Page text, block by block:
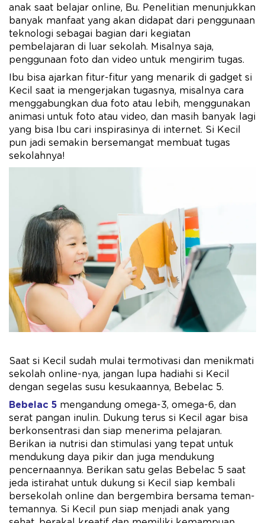
anak saat belajar online, Bu. Penelitian menunjukkan
banyak manfaat yang akan didapat dari penggunaan
teknologi sebagai bagian dari kegiatan
pembelajaran di luar sekolah. Misalnya saja,
penggunaan foto dan video untuk mengirim tugas.
Ibu bisa ajarkan fitur-fitur yang menarik di gadget si
Kecil saat ia mengerjakan tugasnya, misalnya cara
menggabungkan dua foto atau lebih, menggunakan
animasi untuk foto atau video, dan masih banyak lagi
yang bisa Ibu cari inspirasinya di internet. Si Kecil
pun jadi semakin bersemangat membuat tugas
sekolahnya!
Saat si Kecil sudah mulai termotivasi dan menikmati
sekolah online-nya, jangan lupa hadiahi si Kecil
dengan segelas susu kesukaannya, Bebelac 5.
Bebelac 5 mengandung omega-3, omega-6, dan
serat pangan inulin. Dukung terus si Kecil agar bisa
berkonsentrasi dan siap menerima pelajaran.
Berikan ia nutrisi dan stimulasi yang tepat untuk
mendukung daya pikir dan juga mendukung
pencernaannya. Berikan satu gelas Bebelac 5 saat
jeda istirahat untuk dukung si Kecil siap kembali
bersekolah online dan bergembira bersama teman-
temannya. Si Kecil pun siap menjadi anak yang